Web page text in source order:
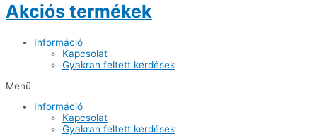
Akciós termékek
Információ
Kapcsolat
Gyakran feltett kérdések
Menü
Információ
Kapcsolat
Gyakran feltett kérdések